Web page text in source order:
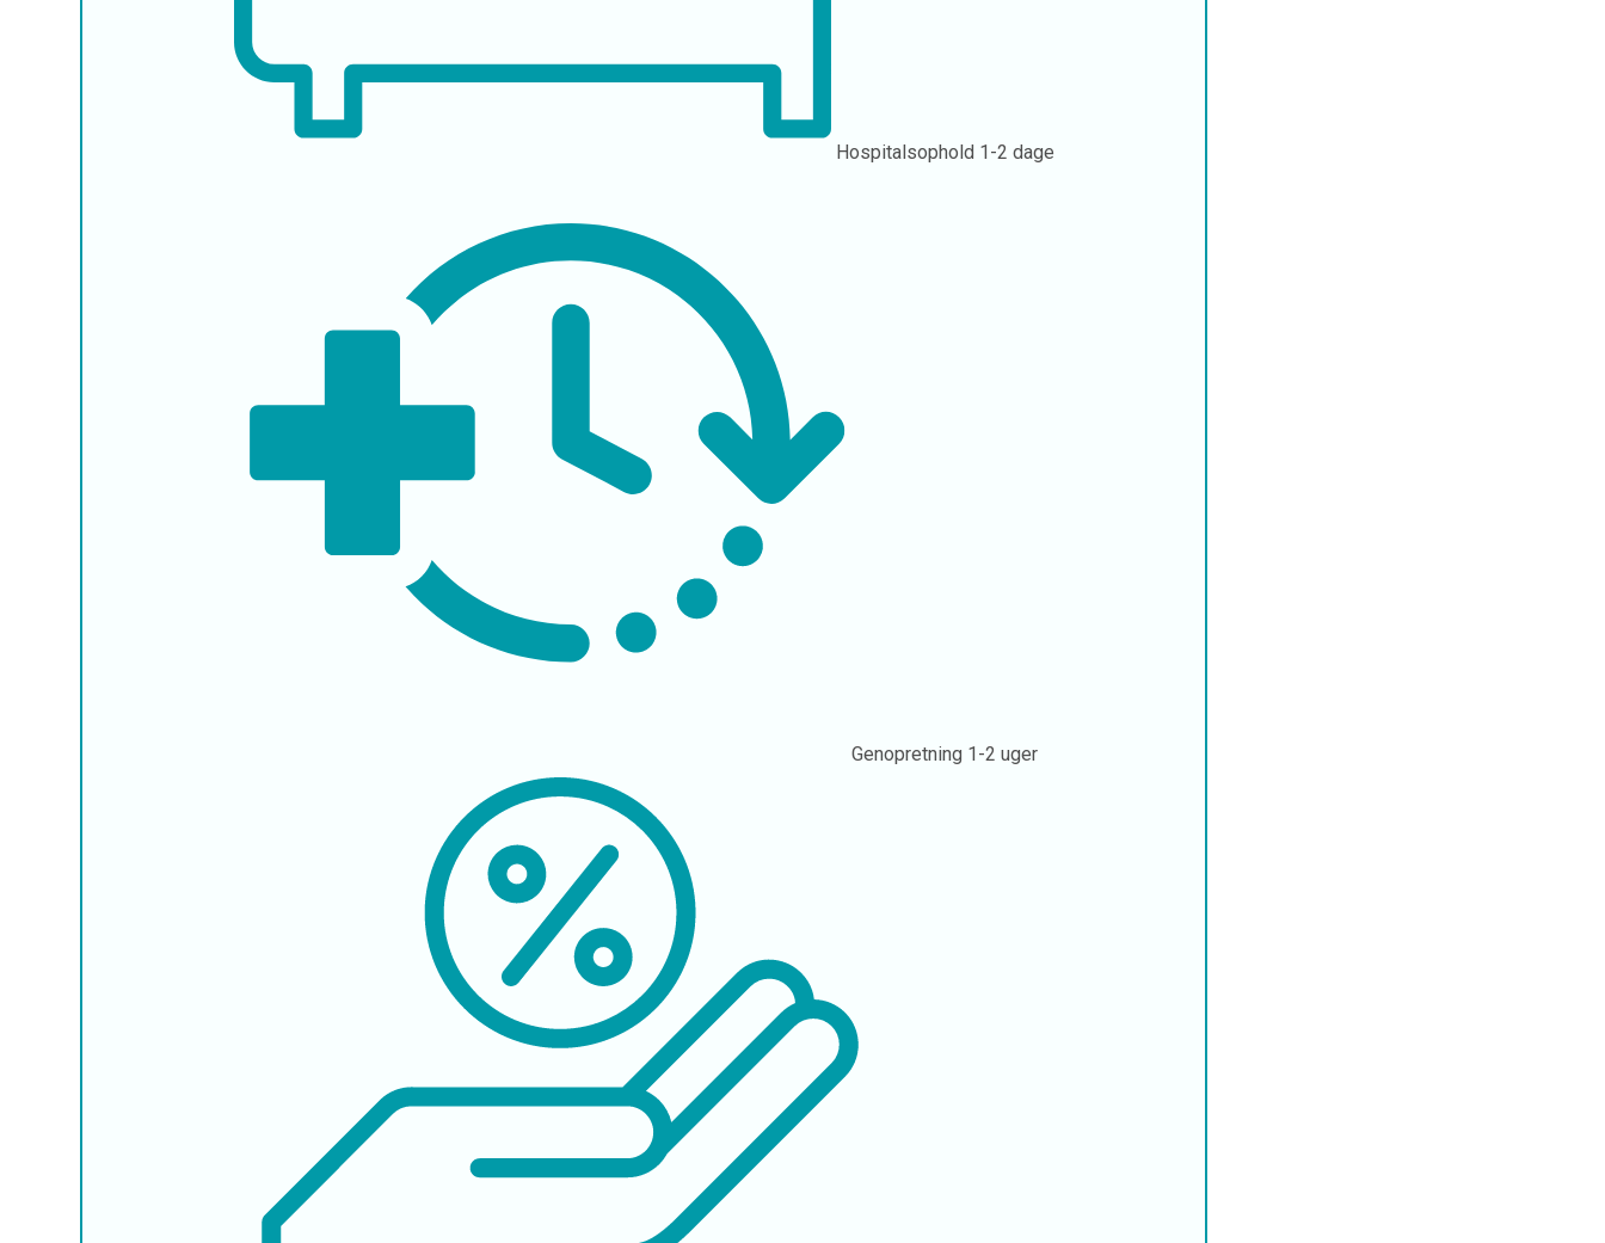
Hospitalsophold 1-2 dage
Genopretning 1-2 uger